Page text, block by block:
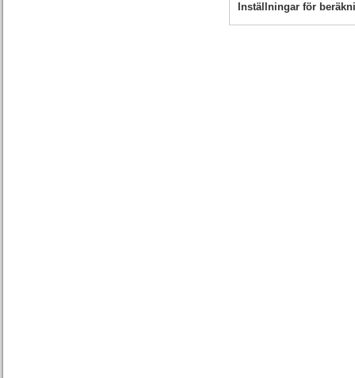
Inställningar för